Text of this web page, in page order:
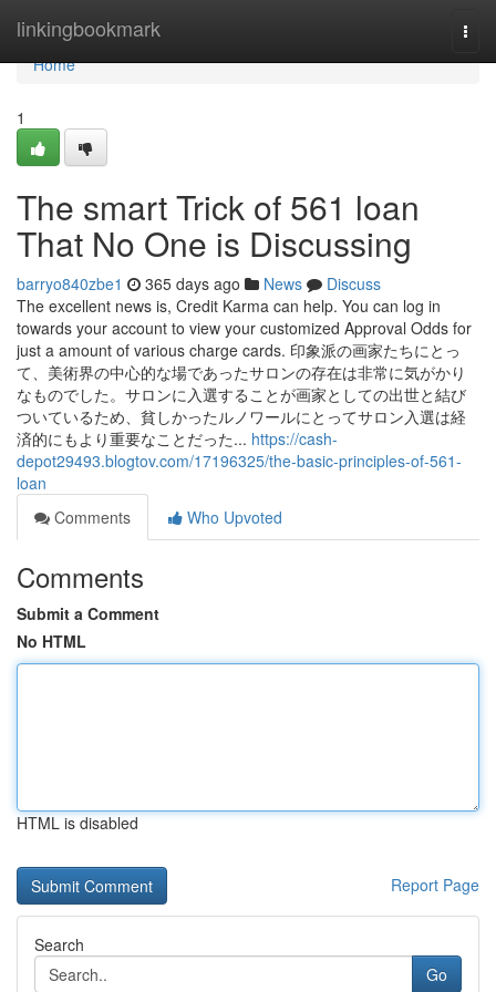
linkingbookmark
Home
Home
1
The smart Trick of 561 loan
That No One is Discussing
barryo840zbe1 365 days ago News
Discuss
The excellent news is, Credit Karma can help. You can log in
towards your account to view your customized Approval Odds for
just a amount of various charge cards. 印象派の画家たちにとっ
て、美術界の中心的な場であったサロンの存在は非常に気がかり
なものでした。サロンに入選することが画家としての出世と結び
ついているため、貧しかったルノワールにとってサロン入選は経
済的にもより重要なことだった... https://cash-
depot29493.blogtov.com/17196325/the-basic-principles-of-561-
loan
Comments
Who Upvoted
Comments
Submit a Comment
No HTML
HTML is disabled
Report Page
Search
Go